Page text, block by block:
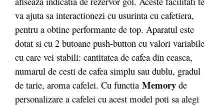
va ajuta sa interactionezi cu usurinta cu cafetiera,
pentru a obtine performante de top. Aparatul este
dotat si cu 2 butoane push-button cu valori variabile
cu care vei stabili: cantitatea de cafea din ceasca,
numarul de cesti de cafea simplu sau dublu, gradul
de tarie, aroma cafelei. Cu functia Memory de
personalizare a cafelei cu acest model poti sa alegi